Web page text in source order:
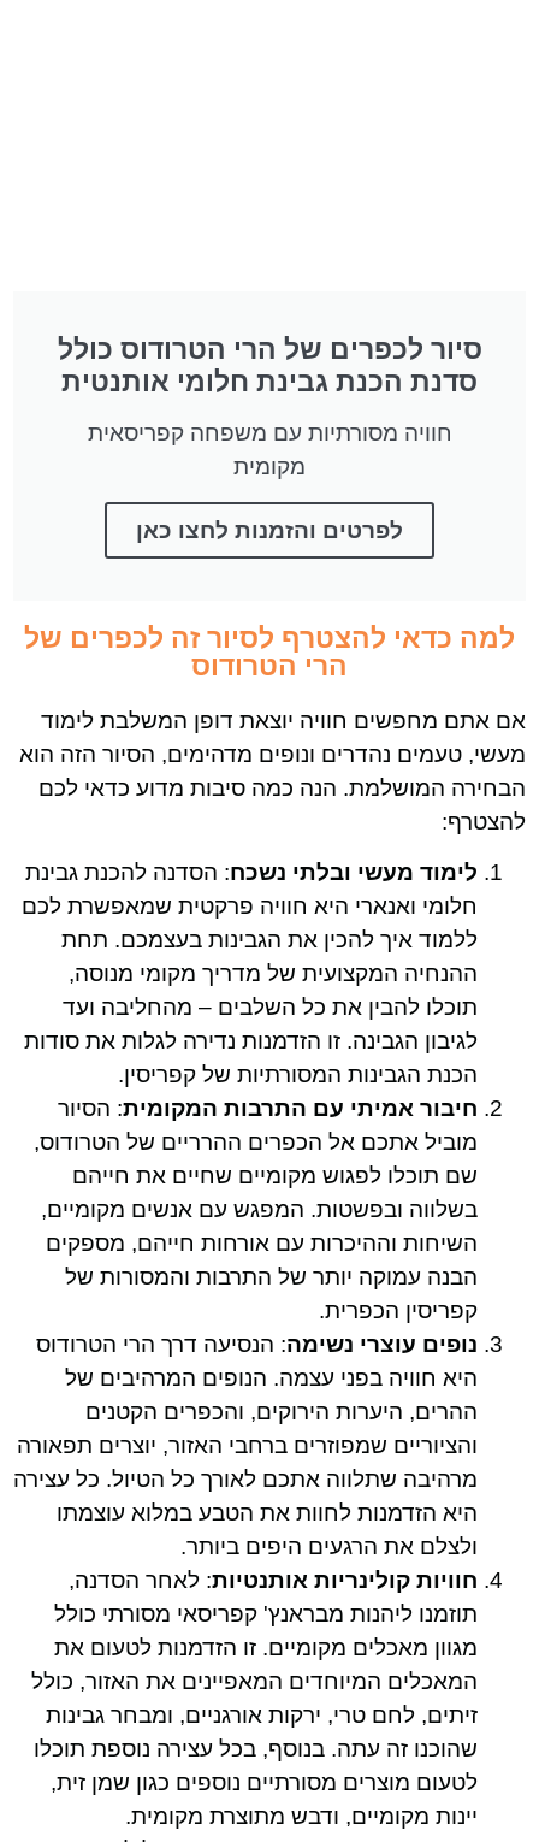
סיור לכפרים של הרי הטרודוס כולל
סדנת הכנת גבינת חלומי אותנטית
חוויה מסורתיות עם משפחה קפריסאית
מקומית
לפרטים והזמנות לחצו כאן
למה כדאי להצטרף לסיור זה לכפרים של
הרי הטרודוס
אם אתם מחפשים חוויה יוצאת דופן המשלבת לימוד
מעשי, טעמים נהדרים ונופים מדהימים, הסיור הזה הוא
הבחירה המושלמת. הנה כמה סיבות מדוע כדאי לכם
להצטרף:
לימוד מעשי ובלתי נשכח: הסדנה להכנת גבינת
חלומי ואנארי היא חוויה פרקטית שמאפשרת לכם
ללמוד איך להכין את הגבינות בעצמכם. תחת
ההנחיה המקצועית של מדריך מקומי מנוסה,
תוכלו להבין את כל השלבים – מהחליבה ועד
לגיבון הגבינה. זו הזדמנות נדירה לגלות את סודות
הכנת הגבינות המסורתיות של קפריסין.
חיבור אמיתי עם התרבות המקומית: הסיור
מוביל אתכם אל הכפרים ההרריים של הטרודוס,
שם תוכלו לפגוש מקומיים שחיים את חייהם
בשלווה ובפשטות. המפגש עם אנשים מקומיים,
השיחות וההיכרות עם אורחות חייהם, מספקים
הבנה עמוקה יותר של התרבות והמסורות של
קפריסין הכפרית.
נופים עוצרי נשימה: הנסיעה דרך הרי הטרודוס
היא חוויה בפני עצמה. הנופים המרהיבים של
ההרים, היערות הירוקים, והכפרים הקטנים
והציוריים שמפוזרים ברחבי האזור, יוצרים תפאורה
מרהיבה שתלווה אתכם לאורך כל הטיול. כל עצירה
היא הזדמנות לחוות את הטבע במלוא עוצמתו
ולצלם את הרגעים היפים ביותר.
חוויות קולינריות אותנטיות: לאחר הסדנה,
תוזמנו ליהנות מבראנץ' קפריסאי מסורתי כולל
מגוון מאכלים מקומיים. זו הזדמנות לטעום את
המאכלים המיוחדים המאפיינים את האזור, כולל
זיתים, לחם טרי, ירקות אורגניים, ומבחר גבינות
שהוכנו זה עתה. בנוסף, בכל עצירה נוספת תוכלו
לטעום מוצרים מסורתיים נוספים כגון שמן זית,
יינות מקומיים, ודבש מתוצרת מקומית.